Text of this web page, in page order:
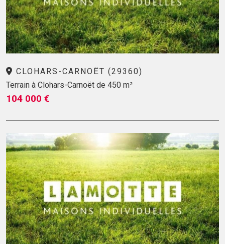
CLOHARS-CARNOËT (29360)
Terrain à Clohars-Carnoët de 450 m²
104 000 €